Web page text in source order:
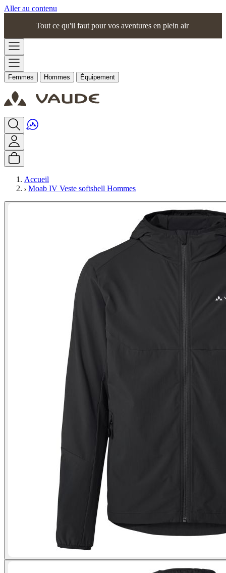
Aller au contenu
Tout ce qu'il faut pour vos aventures en plein air
Femmes Hommes Équipement
Accueil
Moab IV Veste softshell Hommes